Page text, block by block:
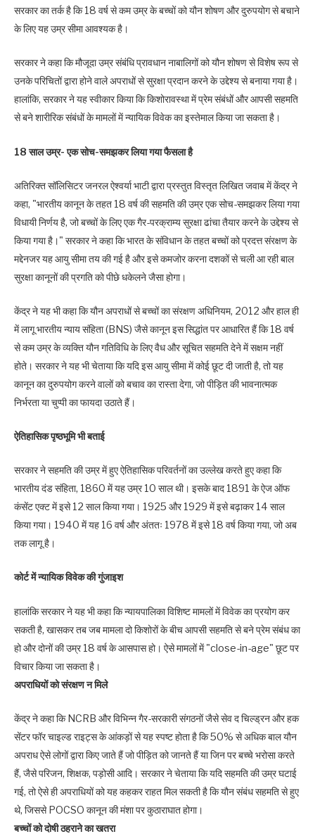
सरकार का तर्क है कि 18 वर्ष से कम उम्र के बच्चों को यौन शोषण और दुरुपयोग से बचाने
के लिए यह उम्र सीमा आवश्यक है।
सरकार ने कहा कि मौजूदा उम्र संबंधि प्रावधान नाबालिगों को यौन शोषण से विशेष रूप से
उनके परिचितों द्वारा होने वाले अपराधों से सुरक्षा प्रदान करने के उद्देश्य से बनाया गया है।
हालांकि, सरकार ने यह स्वीकार किया कि किशोरावस्था में प्रेम संबंधों और आपसी सहमति
से बने शारीरिक संबंधों के मामलों में न्यायिक विवेक का इस्तेमाल किया जा सकता है।
18 साल उम्र- एक सोच-समझकर लिया गया फैसला है
अतिरिक्त सॉलिसिटर जनरल ऐश्वर्या भाटी द्वारा प्रस्तुत विस्तृत लिखित जवाब में केंद्र ने
कहा, "भारतीय कानून के तहत 18 वर्ष की सहमति की उम्र एक सोच-समझकर लिया गया
विधायी निर्णय है, जो बच्चों के लिए एक गैर-परक्राम्य सुरक्षा ढांचा तैयार करने के उद्देश्य से
किया गया है।" सरकार ने कहा कि भारत के संविधान के तहत बच्चों को प्रदत्त संरक्षण के
मद्देनजर यह आयु सीमा तय की गई है और इसे कमजोर करना दशकों से चली आ रही बाल
सुरक्षा कानूनों की प्रगति को पीछे धकेलने जैसा होगा।
केंद्र ने यह भी कहा कि यौन अपराधों से बच्चों का संरक्षण अधिनियम, 2012 और हाल ही
में लागू भारतीय न्याय संहिता (BNS) जैसे कानून इस सिद्धांत पर आधारित हैं कि 18 वर्ष
से कम उम्र के व्यक्ति यौन गतिविधि के लिए वैध और सूचित सहमति देने में सक्षम नहीं
होते। सरकार ने यह भी चेताया कि यदि इस आयु सीमा में कोई छूट दी जाती है, तो यह
कानून का दुरुपयोग करने वालों को बचाव का रास्ता देगा, जो पीड़ित की भावनात्मक
निर्भरता या चुप्पी का फायदा उठाते हैं।
ऐतिहासिक पृष्ठभूमि भी बताई
सरकार ने सहमति की उम्र में हुए ऐतिहासिक परिवर्तनों का उल्लेख करते हुए कहा कि
भारतीय दंड संहिता, 1860 में यह उम्र 10 साल थी। इसके बाद 1891 के ऐज ऑफ
कंसेंट एक्ट में इसे 12 साल किया गया। 1925 और 1929 में इसे बढ़ाकर 14 साल
किया गया। 1940 में यह 16 वर्ष और अंततः 1978 में इसे 18 वर्ष किया गया, जो अब
तक लागू है।
कोर्ट में न्यायिक विवेक की गुंजाइश
हालांकि सरकार ने यह भी कहा कि न्यायपालिका विशिष्ट मामलों में विवेक का प्रयोग कर
सकती है, खासकर तब जब मामला दो किशोरों के बीच आपसी सहमति से बने प्रेम संबंध का
हो और दोनों की उम्र 18 वर्ष के आसपास हो। ऐसे मामलों में "close-in-age" छूट पर
विचार किया जा सकता है।
अपराधियों को संरक्षण न मिले
केंद्र ने कहा कि NCRB और विभिन्न गैर-सरकारी संगठनों जैसे सेव द चिल्ड्रन और हक
सेंटर फॉर चाइल्ड राइट्स के आंकड़ों से यह स्पष्ट होता है कि 50% से अधिक बाल यौन
अपराध ऐसे लोगों द्वारा किए जाते हैं जो पीड़ित को जानते हैं या जिन पर बच्चे भरोसा करते
हैं, जैसे परिजन, शिक्षक, पड़ोसी आदि। सरकार ने चेताया कि यदि सहमति की उम्र घटाई
गई, तो ऐसे ही अपराधियों को यह कहकर राहत मिल सकती है कि यौन संबंध सहमति से हुए
थे, जिससे POCSO कानून की मंशा पर कुठाराघात होगा।
बच्चों को दोषी ठहराने का खतरा